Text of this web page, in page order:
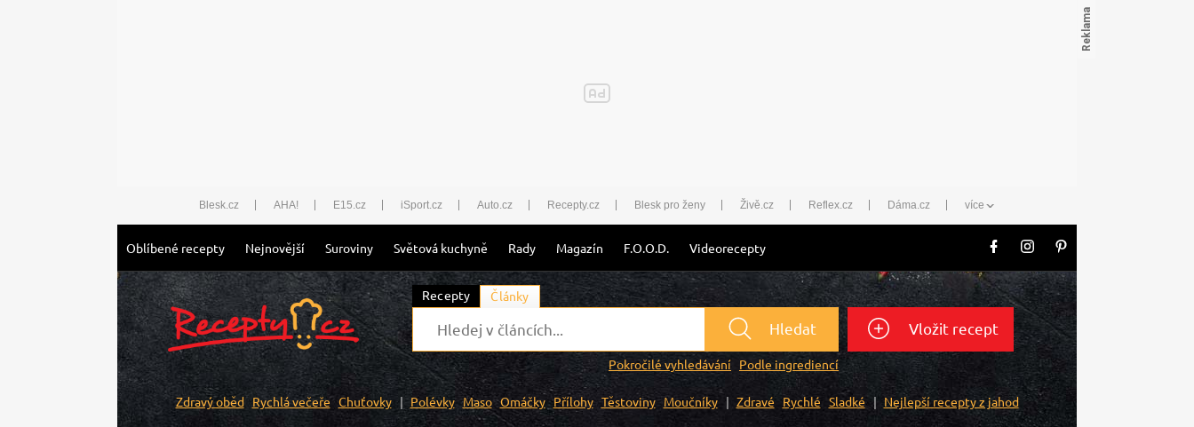
Blesk.cz AHA! E15.cz iSport.cz Auto.cz Recepty.cz Blesk pro ženy Živě.cz Reflex.cz Dáma.cz více
Oblíbené recepty Nejnovější Suroviny Světová kuchyně Rady Magazín F.O.O.D. Videorecepty
Recepty Články
Hledat
Pokročilé vyhledávání Podle ingrediencí
Vložit recept
Zdravý oběd Rychlá večeře Chuťovky Polévky Maso Omáčky Přílohy Těstoviny Moučníky Zdravé Rychlé Sladké Nejlepší recepty z jahod